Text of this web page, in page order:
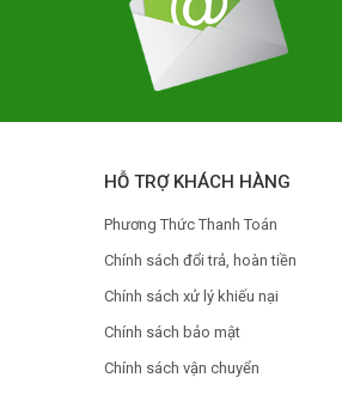
HỖ TRỢ KHÁCH HÀNG
Phương Thức Thanh Toán
Chính sách đổi trả, hoàn tiền
Chính sách xử lý khiếu nại
Chính sách bảo mật
Chính sách vận chuyển